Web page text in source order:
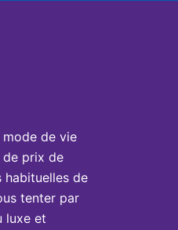
de vie
de prix de
habituelles de
tenter par
luxe et